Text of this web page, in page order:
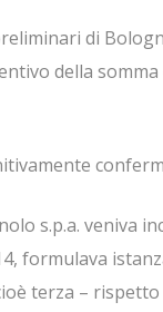
di
della somma
s.p.a. veniva
formulava
terza –